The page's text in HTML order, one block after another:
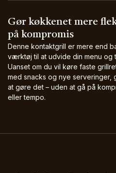
Gør køkkenet mere
på kompromis
Denne kontaktgrill er mere end
værktøj til at udvide din menu og
Uanset om du vil køre faste
med snacks og nye serveringer,
at gøre det – uden at gå på
eller tempo.